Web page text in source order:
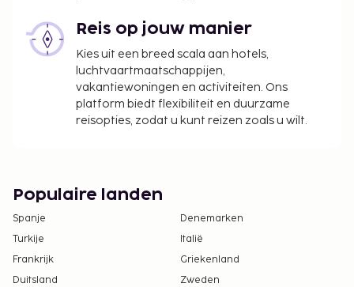
Reis op jouw manier
Kies uit een breed scala aan hotels,
luchtvaartmaatschappijen,
vakantiewoningen en activiteiten. Ons
platform biedt flexibiliteit en duurzame
reisopties, zodat u kunt reizen zoals u wilt.
Populaire landen
Spanje
Denemarken
Turkije
Italië
Frankrijk
Griekenland
Duitsland
Zweden